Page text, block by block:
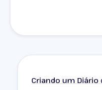
Criando um Diário